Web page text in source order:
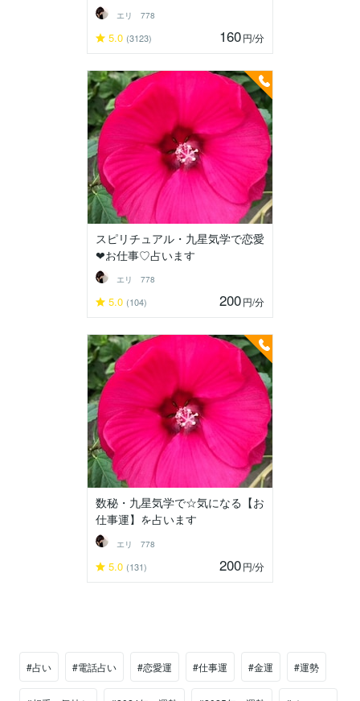
エリ 778
5.0 (3123) 160円/分
スピリチュアル・九星気学で恋愛
❤お仕事♡占います
エリ 778
5.0 (104) 200円/分
数秘・九星気学で☆気になる【お
仕事運】を占います
エリ 778
5.0 (131) 200円/分
#占い #電話占い #恋愛運 #仕事運 #金運 #運勢